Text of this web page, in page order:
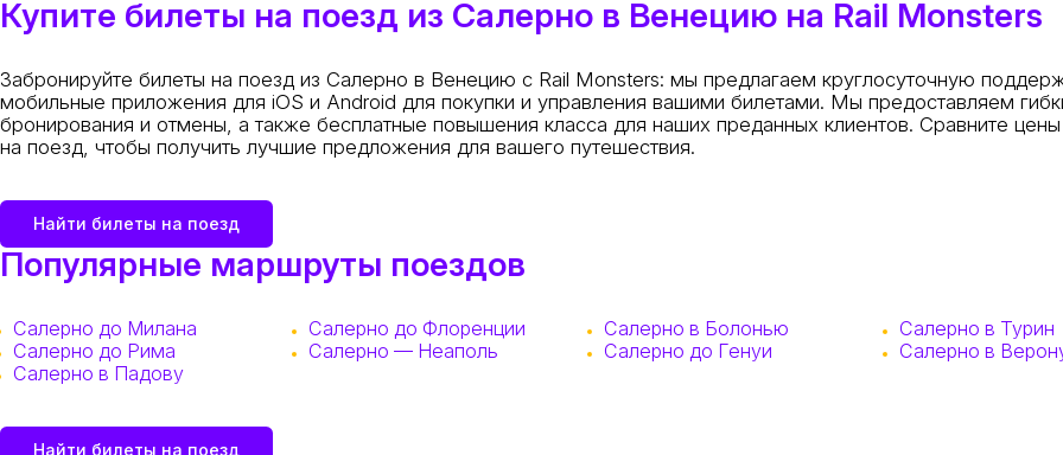
Купите билеты на поезд из Салерно в Венецию на Rail Monsters
Забронируйте билеты на поезд из Салерно в Венецию с Rail Monsters: мы предлагаем круглосуточную
мобильные приложения для iOS и Android для покупки и управления вашими билетами. Мы предоставляем
бронирования и отмены, а также бесплатные повышения класса для наших преданных клиентов. Сравните
на поезд, чтобы получить лучшие предложения для вашего путешествия.
Найти билеты на поезд
Популярные маршруты поездов
Салерно до Милана
Салерно до Рима
Салерно в Падову
Салерно до Флоренции
Салерно — Неаполь
Салерно в Болонью
Салерно до Генуи
Салерно в Турин
Салерно в
Найти билеты на поезд